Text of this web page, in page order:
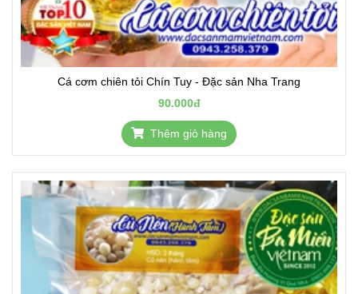
Cá cơm chiên tỏi Chín Tuy - Đặc sản Nha Trang
90.000đ
Thêm giỏ hàng